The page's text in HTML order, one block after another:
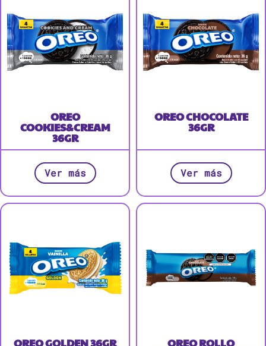
OREO
COOKIES&CREAM
36GR
Ver más
OREO CHOCOLATE
36GR
Ver más
OREO GOLDEN 36GR OREO ROLLO